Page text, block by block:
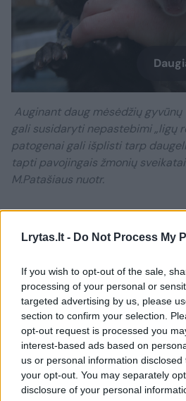
Lrytas.lt - Do Not Process My
If you wish to opt-out of the sale,
processing of your personal or
targeted advertising by us, please
section to confirm your selection.
opt-out request is processed you
interest-based ads based on
us or personal information
your opt-out. You may separately
disclosure of your personal
Auginant daug mėsėdžių
gali susidaryti nepastebimi „ligų
patogenai gali išplisti tarp
tapti pavojingais žmonių sveikatai.
M.Patašiaus nuotr.
„Nustatėme, kad
grupės uždegiminių genų
nesitikėjome, – sako
autorė ir Kembridžo
Veterinarinės medicinos
Clare Bryant. – Manome,
genų trūkumas prisideda
patogenai gali pasislėpti ir
nepastebėtais